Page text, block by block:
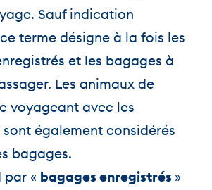
Sauf indication
terme désigne à la fois les
et les bagages à
Les animaux de
voyageant avec les
sont également considérés
bagages.
par « bagages enregistrés »